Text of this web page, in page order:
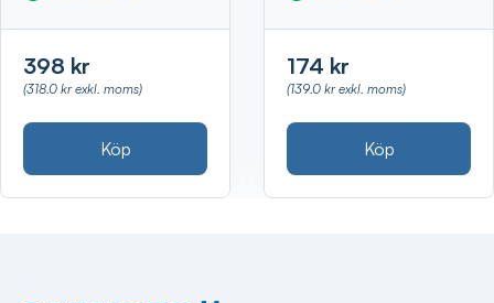
398 kr
(318.0 kr exkl. moms)
Köp
174 kr
(139.0 kr exkl. moms)
Köp